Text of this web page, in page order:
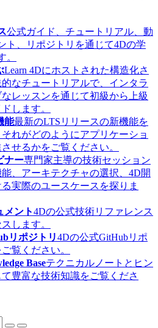
公式ガイド、チュートリアル、動
ト、リポジトリを通じて4Dの学
。
Learn 4Dにホストされた構造化さ
なチュートリアルで、インタラ
なレッスンを通じて初級から上級
します。
能最新のLTSリリースの新機能を
れがどのようにアプリケーショ
せるかをご覧ください。
ナー専門家主導の技術セッション
、アーキテクチャの選択、4D開
実際のユースケースを探りま
メント4Dの公式技術リファレンス
します。
リポジトリ4Dの公式GitHubリポ
覧ください。
Baseテクニカルノートとヒン
て豊富な技術知識をご覧くださ